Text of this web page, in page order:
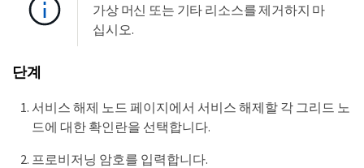
가상 머신 또는 기타 리소스를 제거하지 마
십시오.
단계
서비스 해제 노드 페이지에서 서비스 해제할 각 그리드 노
드에 대한 확인란을 선택합니다.
프로비저닝 암호를 입력합니다.